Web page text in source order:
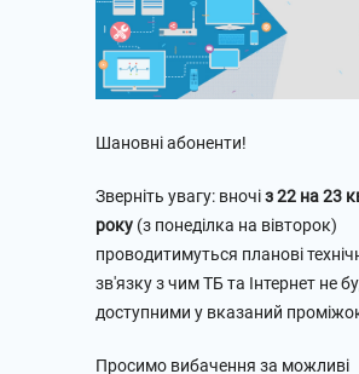
Шановні абоненти!
Зверніть увагу: вночіз 22 на 23
року (з понеділка на вівторок)
проводитимуться планові
зв'язку з чим ТБ та Інтернет не
доступними у вказаний
Просимо вибачення за можливі